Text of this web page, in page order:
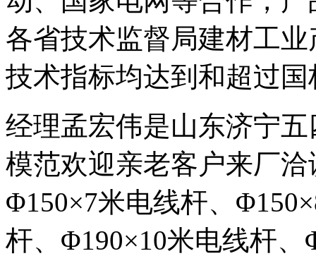
各省技术监督局建材工
技术指标均达到和超过国
经理孟宏伟是山东济宁
模范欢迎亲老客户来厂
Φ150×7米电线杆、
杆、Φ190×10米电线杆